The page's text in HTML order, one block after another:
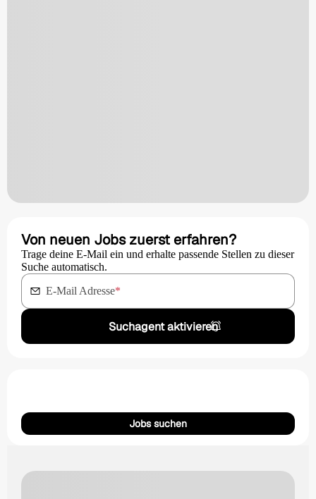
Von neuen Jobs zuerst erfahren?
Trage deine E-Mail ein und erhalte passende Stellen zu dieser
Suche automatisch.
E-Mail Adresse*
Suchagent aktivieren
Jobs suchen